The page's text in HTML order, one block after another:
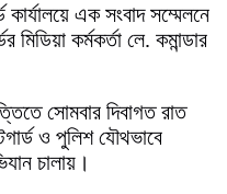
কার্যালয়ে এক সংবাদ সম্মেলনে
কর্মকর্তা লে. কমান্ডার
সোমবার দিবাগত রাত
ও পুলিশ যৌথভাবে
চালায়।